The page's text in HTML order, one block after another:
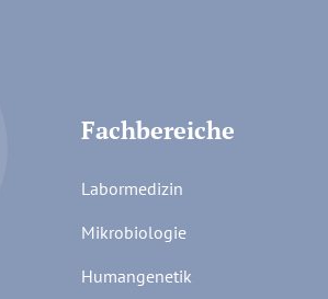
Fachbereiche
Labormedizin
Mikrobiologie
Humangenetik